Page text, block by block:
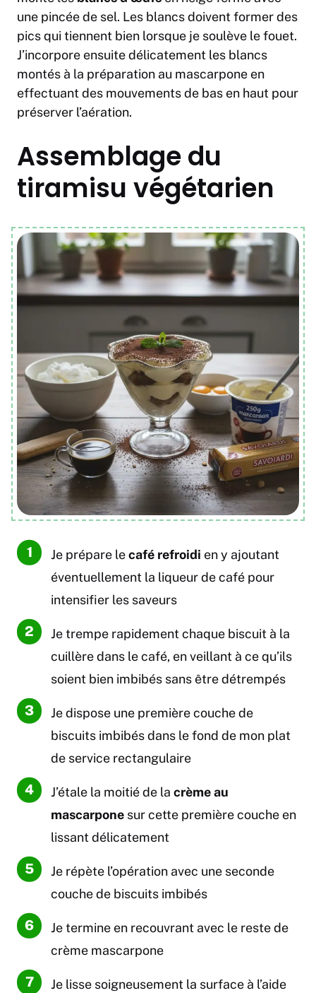
une pincée de sel. Les blancs doivent former des
pics qui tiennent bien lorsque je soulève le fouet.
J’incorpore ensuite délicatement les blancs
montés à la préparation au mascarpone en
effectuant des mouvements de bas en haut pour
préserver l’aération.
Assemblage du
tiramisu végétarien
Je prépare lecafé refroidi en y ajoutant
éventuellement la liqueur de café pour
intensifier les saveurs
Je trempe rapidement chaque biscuit à la
cuillère dans le café, en veillant à ce qu’ils
soient bien imbibés sans être détrempés
Je dispose une première couche de
biscuits imbibés dans le fond de mon plat
de service rectangulaire
J’étale la moitié de la crème au
mascarpone sur cette première couche en
lissant délicatement
Je répète l’opération avec une seconde
couche de biscuits imbibés
Je termine en recouvrant avec le reste de
crème mascarpone
Je lisse soigneusement la surface à l’aide